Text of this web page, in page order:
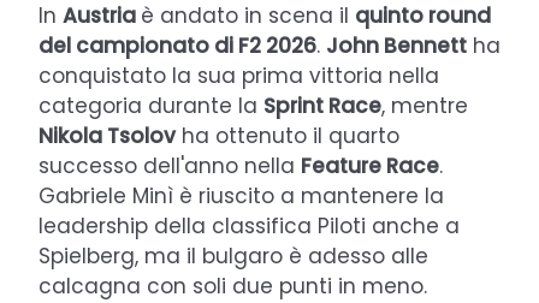
In Austria è andato in scena il quinto round
del campionato di F2 2026. John Bennett ha
conquistato la sua prima vittoria nella
categoria durante la Sprint Race, mentre
Nikola Tsolovha ottenuto il quarto
successo dell'anno nella Feature Race.
Gabriele Minì è riuscito a mantenere la
leadership della classifica Piloti anche a
Spielberg, ma il bulgaro è adesso alle
calcagna con soli due punti in meno.